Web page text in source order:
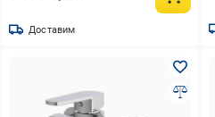
Доставим